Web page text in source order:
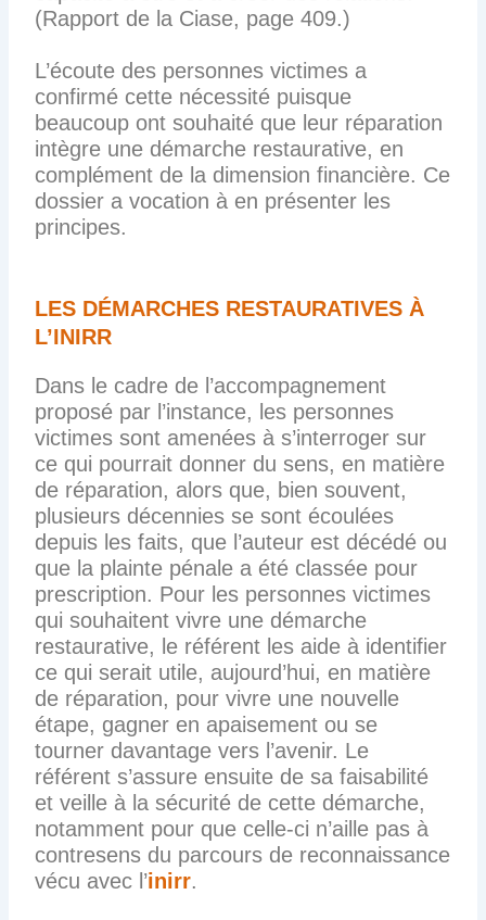
(Rapport de la Ciase, page 409.)
L’écoute des personnes victimes a
confirmé cette nécessité puisque
beaucoup ont souhaité que leur réparation
intègre une démarche restaurative, en
complément de la dimension financière. Ce
dossier a vocation à en présenter les
principes.
LES DÉMARCHES RESTAURATIVES À
L’INIRR
Dans le cadre de l’accompagnement
proposé par l’instance, les personnes
victimes sont amenées à s’interroger sur
ce qui pourrait donner du sens, en matière
de réparation, alors que, bien souvent,
plusieurs décennies se sont écoulées
depuis les faits, que l’auteur est décédé ou
que la plainte pénale a été classée pour
prescription. Pour les personnes victimes
qui souhaitent vivre une démarche
restaurative, le référent les aide à identifier
ce qui serait utile, aujourd’hui, en matière
de réparation, pour vivre une nouvelle
étape, gagner en apaisement ou se
tourner davantage vers l’avenir. Le
référent s’assure ensuite de sa faisabilité
et veille à la sécurité de cette démarche,
notamment pour que celle-ci n’aille pas à
contresens du parcours de reconnaissance
vécu avec l’inirr.